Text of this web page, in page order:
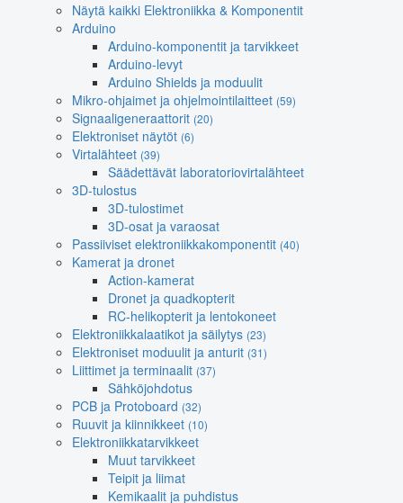
Näytä kaikki Elektroniikka & Komponentit
Arduino
Arduino-komponentit ja tarvikkeet
Arduino-levyt
Arduino Shields ja moduulit
Mikro-ohjaimet ja ohjelmointilaitteet (59)
Signaaligeneraattorit (20)
Elektroniset näytöt (6)
Virtalähteet (39)
Säädettävät laboratoriovirtalähteet
3D-tulostus
3D-tulostimet
3D-osat ja varaosat
Passiiviset elektroniikkakomponentit (40)
Kamerat ja dronet
Action-kamerat
Dronet ja quadkopterit
RC-helikopterit ja lentokoneet
Elektroniikkalaatikot ja säilytys (23)
Elektroniset moduulit ja anturit (31)
Liittimet ja terminaalit (37)
Sähköjohdotus
PCB ja Protoboard (32)
Ruuvit ja kiinnikkeet (10)
Elektroniikkatarvikkeet
Muut tarvikkeet
Teipit ja liimat
Kemikaalit ja puhdistus